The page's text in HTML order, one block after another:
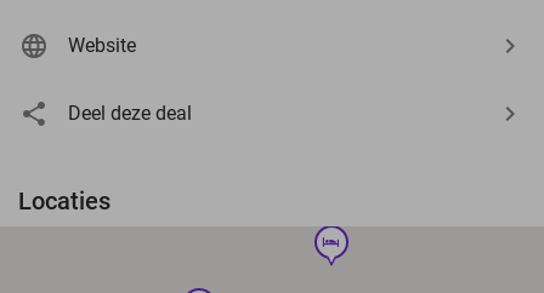
Website
Deel deze deal
Locaties
hotel